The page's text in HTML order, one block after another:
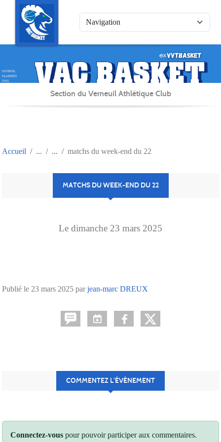
Section du Verneuil Athlétique Club
Accueil matchs du week-end du 22
MATCHS DU WEEK-END DU 22
Le dimanche 23 mars 2025
Publié le 23 mars 2025 parjean-marc DREUX
COMMENTEZ L’ÉVÈNEMENT
Connectez-vous pour pouvoir participer aux commentaires.
Panneau de gestion des cookies